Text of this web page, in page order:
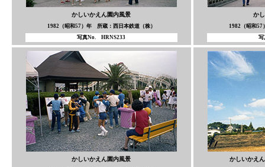
かしいかえん園内風景
1982（昭和57）年 所蔵：西日本鉄道（株）
写真No. HRNS233
か
1982（昭和
かしいかえん園内風景 かしいかえ